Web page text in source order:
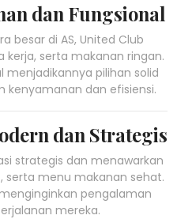
dan Fungsional
besar di AS, United Club
kerja, serta makanan ringan.
menjadikannya pilihan solid
kenyamanan dan efisiensi.
dan Strategis
strategis dan menawarkan
serta menu makanan sehat.
pengalaman
mereka.